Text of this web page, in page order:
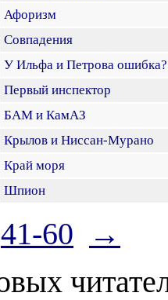
Афоризм
Совпадения
У Ильфа и Петрова ошибка?
Первый инспектор
БАМ и КамАЗ
Крылов и Ниссан-Мурано
Край моря
Шпион
41-60
→